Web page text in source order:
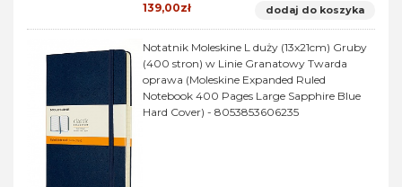
139,00zł dodaj do koszyka
Notatnik Moleskine L duży (13x21cm) Gruby
(400 stron) w Linie Granatowy Twarda
oprawa (Moleskine Expanded Ruled
Notebook 400 Pages Large Sapphire Blue
Hard Cover) - 8053853606235